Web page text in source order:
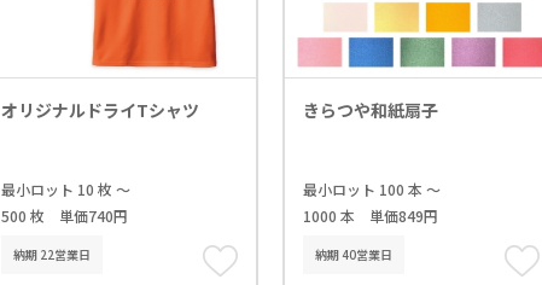
オリジナルドライTシャツ
最小ロット 10 枚 ～
500 枚 単価740円
納期 22営業日
きらつや和紙扇子
最小ロット 100 本 ～
1000 本 単価849円
納期 40営業日